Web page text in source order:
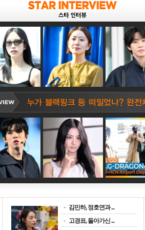
- 김민하, 정호연과 ...
- 고경표, 돌아가신 ...